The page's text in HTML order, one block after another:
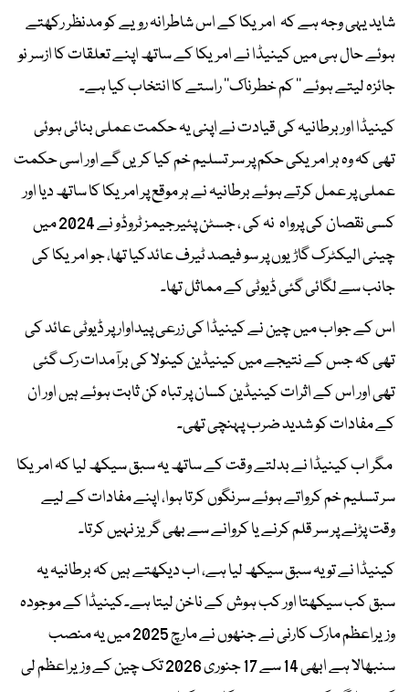
شاید یہی وجہ ہے کہ امریکا کے اس شاطرانہ رویے کو مدنظر رکھتے
ہوئے حال ہی میں کینیڈا نے امریکا کے ساتھ اپنے تعلقات کا ازسر نو
جائزہ لیتے ہوئے ’’ کم خطرناک‘‘ راستے کا انتخاب کیا ہے۔
کینیڈا اور برطانیہ کی قیادت نے اپنی یہ حکمت عملی بنائی ہوئی
تھی کہ وہ ہر امریکی حکم پر سر تسلیم خم کیا کریں گے اور اسی حکمت
عملی پر عمل کرتے ہوئے برطانیہ نے ہر موقع پر امریکا کا ساتھ دیا اور
کسی نقصان کی پرواہ نہ کی ، جسٹن پئیرجیمز ٹروڈو نے 2024 میں
چینی الیکٹرک گاڑیوں پر سو فیصد ٹیرف عائدکیا تھا، جو امریکا کی
جانب سے لگائی گئی ڈیوٹی کے مماثل تھا۔
اس کے جواب میں چین نے کینیڈا کی زرعی پیداوار پر ڈیوٹی عائد کی
تھی کہ جس کے نتیجے میں کینیڈین کینولا کی برآمدات رک گئی
تھی اور اس کے اثرات کینیڈین کسان پر تباہ کن ثابت ہوئے ہیں اور ان
کے مفادات کو شدید ضرب پہنچی تھی۔
مگر اب کینیڈا نے بدلتے وقت کے ساتھ یہ سبق سیکھ لیا کہ امریکا
سر تسلیم خم کرواتے ہوئے سرنگوں کرتا ہوا، اپنے مفادات کے لیے
وقت پڑنے پر سر قلم کرنے یا کروانے سے بھی گریز نہیں کرتا۔
کینیڈا نے تو یہ سبق سیکھ لیا ہے، اب دیکھتے ہیں کہ برطانیہ یہ
سبق کب سیکھتا اور کب ہوش کے ناخن لیتا ہے۔کینیڈا کے موجودہ
وزیراعظم مارک کارنی نے جنھوں نے مارچ 2025 میں یہ منصب
سنبھالا ہے ابھی 14 سے 17 جنوری 2026 تک چین کے وزیراعظم لی